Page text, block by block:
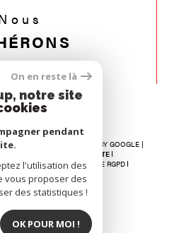
Nous
| TRADUCTION POWERED BY GOOGLE |
PLAN DU SITE
NOS LIENS
POLITIQUE RGPD
On en reste là
notre site
pendant
l'utilisation des
vous proposer des
des statistiques !
OK POUR MOI !